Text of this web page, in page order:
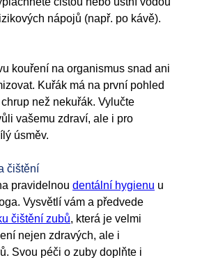
nápojů (např. po kávě).
kouření na organismus snad ani
Kuřák má na první pohled
než nekuřák. Vylučte
vašemu zdraví, ale i pro
úsměv.
čištění
pravidelnou dentální hygienu u
Vysvětlí vám a předvede
čištění zubů, která je velmi
nejen zdravých, ale i
Svou péči o zuby doplňte i